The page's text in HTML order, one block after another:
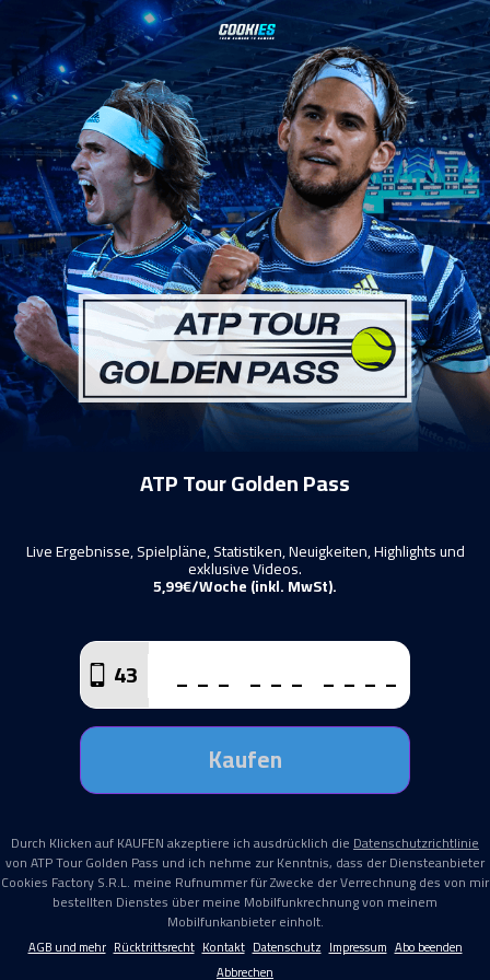
ATP Tour Golden Pass
Live Ergebnisse, Spielpläne, Statistiken, Neuigkeiten, Highlights und
exklusive Videos.
5,99€/Woche (inkl. MwSt).
43
Kaufen
Durch Klicken auf KAUFEN akzeptiere ich ausdrücklich dieDatenschutzrichtlinie
von ATP Tour Golden Pass und ich nehme zur Kenntnis, dass der Diensteanbieter
Cookies Factory S.R.L. meine Rufnummer für Zwecke der Verrechnung des von mir
bestellten Dienstes über meine Mobilfunkrechnung von meinem
Mobilfunkanbieter einholt.
AGB und mehr Rücktrittsrecht Kontakt Datenschutz Impressum Abo beenden
Abbrechen